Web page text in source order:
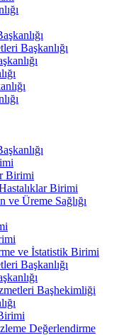
Başkanlığı
Birimi
Birimi
ve Üreme Sağlığı
ve İstatistik Birimi
Başkanlığı
Başhekimliği
Değerlendirme